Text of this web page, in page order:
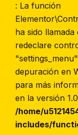
: La función
ha sido
redeclare
depuración en
para más
en la versión
/home/
includes/